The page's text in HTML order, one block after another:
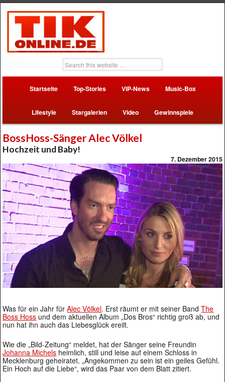
Startseite Top-Stories VIP-News Music-Box
Lifestyle Stargalerien Video Gewinnspiele
BossHoss-Sänger Alec Völkel
Hochzeit und Baby!
7. Dezember 2015
Was für ein Jahr fürAlec Völkel. Erst räumt er mit seiner BandThe
Boss Hoss und dem aktuellen Album „Dos Bros“ richtig groß ab, und
nun hat ihn auch das Liebesglück ereilt.
Wie die „Bild-Zeitung“ meldet, hat der Sänger seine Freundin
Johanna Michels heimlich, still und leise auf einem Schloss in
Mecklenburg geheiratet. „Angekommen zu sein ist ein geiles Gefühl.
Ein Hoch auf die Liebe“, wird das Paar von dem Blatt zitiert.